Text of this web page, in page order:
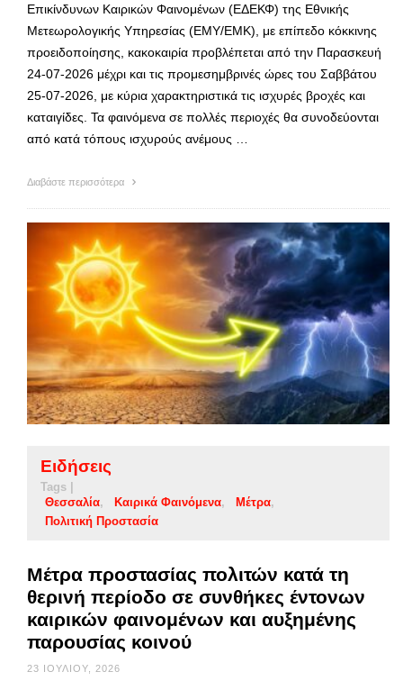
Επικίνδυνων Καιρικών Φαινομένων (ΕΔΕΚΦ) της Εθνικής
Μετεωρολογικής Υπηρεσίας (ΕΜΥ/ΕΜΚ), με επίπεδο κόκκινης
προειδοποίησης, κακοκαιρία προβλέπεται από την Παρασκευή
24-07-2026 μέχρι και τις προμεσημβρινές ώρες του Σαββάτου
25-07-2026, με κύρια χαρακτηριστικά τις ισχυρές βροχές και
καταιγίδες. Τα φαινόμενα σε πολλές περιοχές θα συνοδεύονται
από κατά τόπους ισχυρούς ανέμους …
Διαβάστε περισσότερα
Ειδήσεις
Tags |
Θεσσαλία
Καιρικά Φαινόμενα
Μέτρα
Πολιτική Προστασία
Μέτρα προστασίας πολιτών κατά τη
θερινή περίοδο σε συνθήκες έντονων
καιρικών φαινομένων και αυξημένης
παρουσίας κοινού
23 ΙΟΥΛΊΟΥ, 2026